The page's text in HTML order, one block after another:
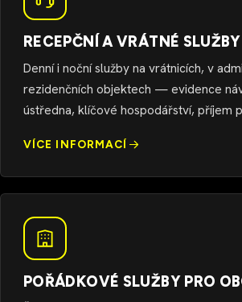
RECEPČNÍ A VRÁTNÉ SLUŽBY
Denní i noční služby na vrátnicích, v
rezidenčních objektech — evidence
ústředna, klíčové hospodářství, příjem
VÍCE INFORMACÍ
POŘÁDKOVÉ SLUŽBY PRO